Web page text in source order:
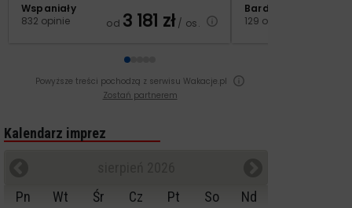
Wspaniały
832 opinie
od 3 181 zł/ os.
Bardzo dobry
129 opinii
Powyższe treści pochodzą z serwisu Wakacje.pl
Zostań partnerem
Kalendarz imprez
Pn
Wt Śr Cz Pt So
Nd